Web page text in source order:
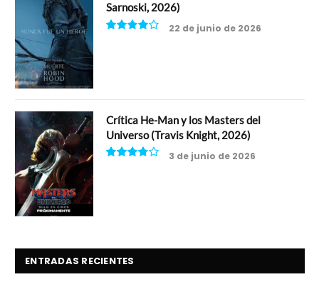
Sarnoski, 2026)
22 de junio de 2026
Crítica He-Man y los Masters del
Universo (Travis Knight, 2026)
3 de junio de 2026
ENTRADAS RECIENTES